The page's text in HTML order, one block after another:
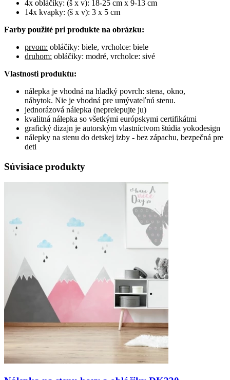
4x obláčiky: (š x v): 18-25 cm x 9-13 cm
14x kvapky: (š x v): 3 x 5 cm
Farby použité pri produkte na obrázku:
prvom: obláčiky: biele, vrcholce: biele
druhom: obláčiky: modré, vrcholce: sivé
Vlastnosti produktu:
nálepka je vhodná na hladký povrch: stena, okno,
nábytok. Nie je vhodná pre umývateľnú stenu.
jednorázová nálepka (neprelepujte ju)
kvalitná nálepka so všetkými európskymi certifikátmi
grafický dizajn je autorským vlastníctvom štúdia yokodesign
nálepky na stenu do detskej izby - bez zápachu, bezpečná pre
deti
Súvisiace produkty